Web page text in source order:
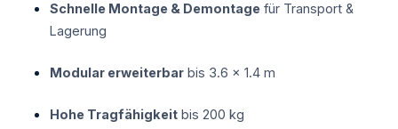
Schnelle Montage & Demontage für Transport &
Lagerung
Modular erweiterbar bis 3.6 x 1.4 m
Hohe Tragfähigkeit bis 200 kg